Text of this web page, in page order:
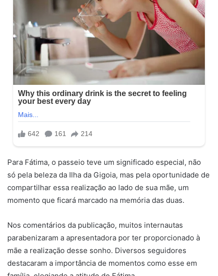
Para Fátima, o passeio teve um significado especial, não
só pela beleza da Ilha da Gigoia, mas pela oportunidade de
compartilhar essa realização ao lado de sua mãe, um
momento que ficará marcado na memória das duas.
Nos comentários da publicação, muitos internautas
parabenizaram a apresentadora por ter proporcionado à
mãe a realização desse sonho. Diversos seguidores
destacaram a importância de momentos como esse em